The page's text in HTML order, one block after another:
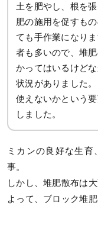
土を肥やし、根を
肥の施用を促すも
ても手作業になり
者も多いので、堆
かってはいるけど
状況がありました
使えないかという
しました。
ミカンの良好な生
事。
しかし、堆肥散布は大
よって、ブロック堆